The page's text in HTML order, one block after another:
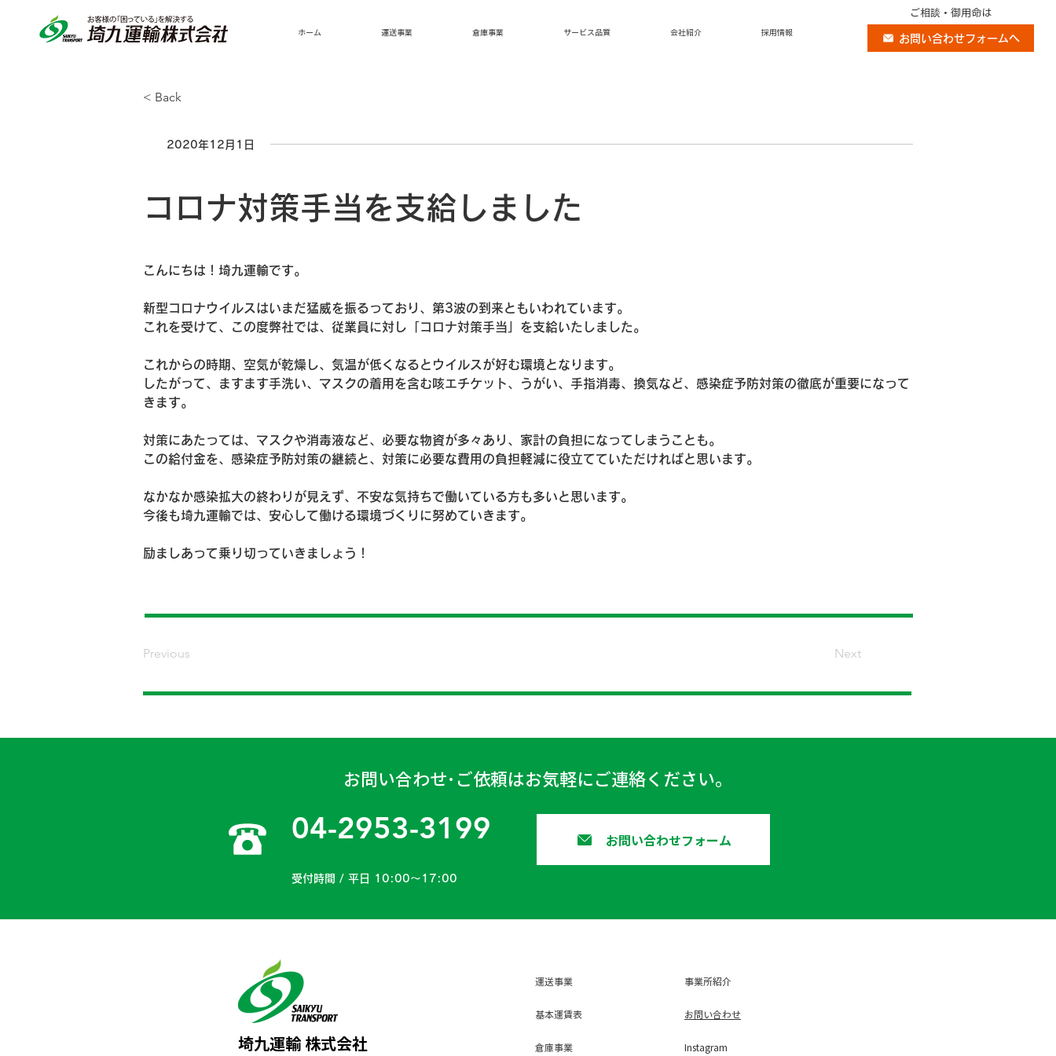
ホーム 運送事業 倉庫事業 サービス品質 会社紹介 採用情報
ご相談・御用命は
お問い合わせフォームへ
< Back
2020年12月1日
コロナ対策手当を支給しました
こんにちは！埼九運輸です。
新型コロナウイルスはいまだ猛威を振るっており、第3波の到来ともいわれています。
これを受けて、この度弊社では、従業員に対し「コロナ対策手当」を支給いたしました。
これからの時期、空気が乾燥し、気温が低くなるとウイルスが好む環境となります。
したがって、ますます手洗い、マスクの着用を含む咳エチケット、うがい、手指消毒、換気など、感染症予防対策の徹底が重要になって
きます。
対策にあたっては、マスクや消毒液など、必要な物資が多々あり、家計の負担になってしまうことも。
この給付金を、感染症予防対策の継続と、対策に必要な費用の負担軽減に役立てていただければと思います。
なかなか感染拡大の終わりが見えず、不安な気持ちで働いている方も多いと思います。
今後も埼九運輸では、安心して働ける環境づくりに努めていきます。
励ましあって乗り切っていきましょう！
Previous Next
お問い合わせ･ご依頼はお気軽にご連絡ください。
04-2953-3199
受付時間 / 平日 10:00〜17:00
お問い合わせフォーム
埼九運輸 株式会社
運送事業
基本運賃表
倉庫事業
事業所紹介
お問い合わせ
Instagram